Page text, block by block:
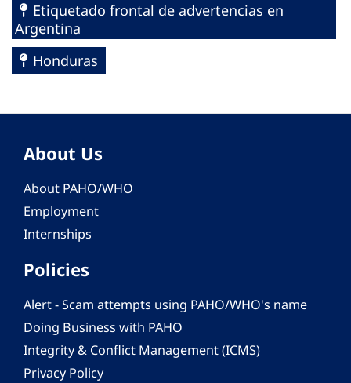
Etiquetado frontal de advertencias en
Argentina
Honduras
About Us
About PAHO/WHO
Employment
Internships
Policies
Alert - Scam attempts using PAHO/WHO's name
Doing Business with PAHO
Integrity & Conflict Management (ICMS)
Privacy Policy